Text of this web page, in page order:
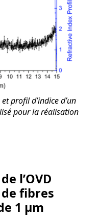
profil d’indice d’un
pour la réalisation
l’OVD
fibres
1 µm